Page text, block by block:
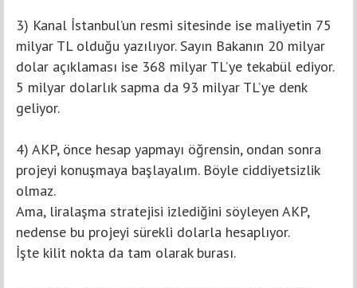
3) Kanal İstanbul’un resmi sitesinde ise maliyetin 75
milyar TL olduğu yazılıyor. Sayın Bakanın 20 milyar
dolar açıklaması ise 368 milyar TL’ye tekabül ediyor.
5 milyar dolarlık sapma da 93 milyar TL’ye denk
geliyor.
4) AKP, önce hesap yapmayı öğrensin, ondan sonra
projeyi konuşmaya başlayalım. Böyle ciddiyetsizlik
olmaz.
Ama, liralaşma stratejisi izlediğini söyleyen AKP,
nedense bu projeyi sürekli dolarla hesaplıyor.
İşte kilit nokta da tam olarak burası.